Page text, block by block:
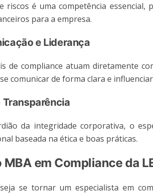
riscos é uma competência
para a empresa.
e Liderança
de compliance atuam diretamente
comunicar de forma clara e
Transparência
da integridade corporativa, o
baseada na ética e boas práticas.
MBA em Compliance da
se tornar um especialista em